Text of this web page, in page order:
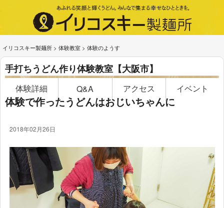
イリコスキー製麺所 > 体験教室 > 体験のようす
手打ちうどん作り体験教室【大阪市】
体験詳細 Q&A アクセス イベント
体験で作ったうどんはおじいちゃんに
2018年02月26日